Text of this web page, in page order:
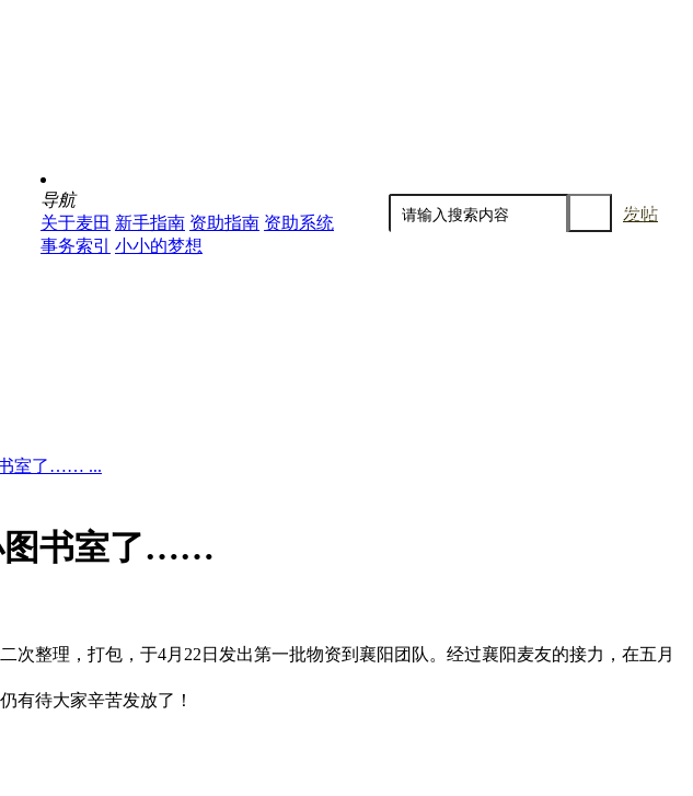
发帖
导航
关于麦田 新手指南 资助指南 资助系统
事务索引
小小的梦想
书室了…… ...
图书室了……
理，打包，于4月22日发出第一批物资到襄阳团队。经过襄阳麦友的接力，在五月
待大家辛苦发放了！